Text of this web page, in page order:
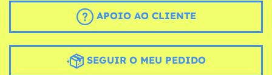
APOIO AO CLIENTE
SEGUIR O MEU PEDIDO